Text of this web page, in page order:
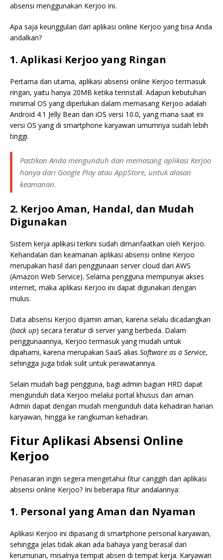
absensi menggunakan Kerjoo ini.
Apa saja keunggulan dari aplikasi online Kerjoo yang bisa Anda
andalkan?
1. Aplikasi Kerjoo yang Ringan
Pertama dan utama, aplikasi absensi online Kerjoo termasuk
ringan, yaitu hanya 20MB ketika terinstall. Adapun kebutuhan
minimal OS yang diperlukan dalam memasang Kerjoo adalah
Android 4.1 Jelly Bean dan iOS versi 10.0, yang mana saat ini
versi OS yang di smartphone karyawan umumnya sudah lebih
tinggi.
Pastikan Anda mengunduh dan memasang aplikasi Kerjoo
hanya dari Google Play atau AppStore, untuk alasan
keamanan.
2. Kerjoo Aman, Handal, dan Mudah
Digunakan
Sistem kerja aplikasi terkini sudah dimanfaatkan oleh Kerjoo.
Kehandalan dan keamanan aplikasi absensi online Kerjoo
merupakan hasil dari penggunaan server cloud dari AWS
(Amazon Web Service). Selama pengguna mempunyai akses
internet, maka aplikasi Kerjoo ini dapat digunakan dengan
mulus.
Data absensi Kerjoo dijamin aman, karena selalu dicadangkan
(back up) secara teratur di server yang berbeda. Dalam
penggunaannya, Kerjoo termasuk yang mudah untuk
dipahami, karena merupakan SaaS alias Software as a Service,
sehingga juga tidak sulit untuk perawatannya.
Selain mudah bagi pengguna, bagi admin bagian HRD dapat
mengunduh data Kerjoo melalui portal khusus dan aman.
Admin dapat dengan mudah mengunduh data kehadiran harian
karyawan, hingga ke rangkuman kehadiran.
Fitur Aplikasi Absensi Online
Kerjoo
Penasaran ingin segera mengetahui fitur canggih dari aplikasi
absensi online Kerjoo? Ini beberapa fitur andalannya:
1. Personal yang Aman dan Nyaman
Aplikasi Kerjoo ini dipasang di smartphone personal karyawan,
sehingga jelas tidak akan ada bahaya yang berasal dari
kerumunan, misalnya tempat absen di tempat kerja. Karyawan